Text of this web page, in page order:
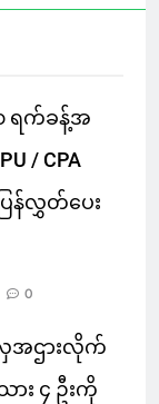
ရက်ခန့်အ
/ CPA
န်လွှတ်ပေး
0
အဌားလိုက်
ား ၄ ဦးကို